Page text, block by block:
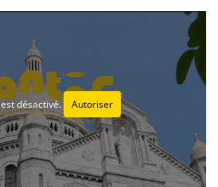
désactivé. Autoriser